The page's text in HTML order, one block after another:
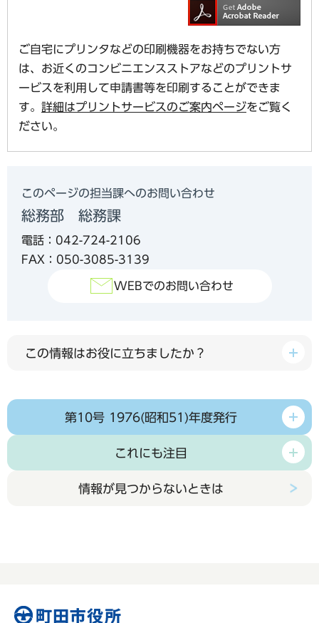
ご自宅にプリンタなどの印刷機器をお持ちでない方
は、お近くのコンビニエンスストアなどのプリントサ
ービスを利用して申請書等を印刷することができま
す。 詳細はプリントサービスのご案内ページをご覧く
ださい。
このページの担当課へのお問い合わせ
総務部 総務課
電話：042-724-2106
FAX：050-3085-3139
WEBでのお問い合わせ
この情報はお役に立ちましたか？
第10号 1976(昭和51)年度発行
これにも注目
情報が見つからないときは